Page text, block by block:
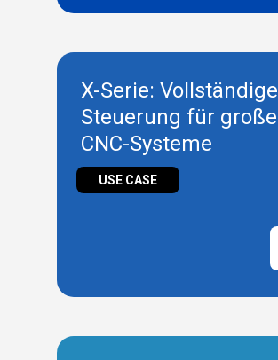
X-Serie: Vollständige
Steuerung für große
CNC-Systeme
USE CASE